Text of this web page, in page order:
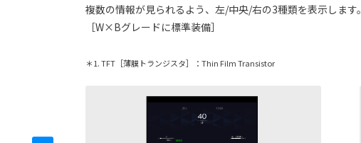
複数の情報が見られるよう、左/中央/右の3種類を表示します。
［W×Bグレードに標準装備］
＊1. TFT［薄膜トランジスタ］：Thin Film Transistor